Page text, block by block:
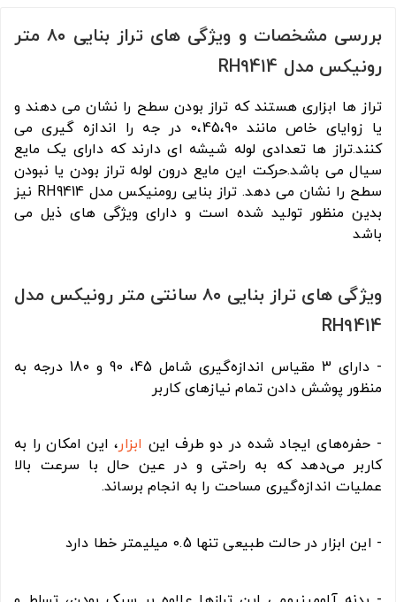
بررسی مشخصات و ویژگی های تراز بنایی ۸۰ متر
رونیکس مدل RH9414
تراز ها ابزاری هستند که تراز بودن سطح را نشان می دهند و
یا زوایای خاص مانند 0،45،90 در جه را اندازه گیری می
کنند.تراز ها تعدادی لوله شیشه ای دارند که دارای یک مایع
سیال می باشد.حرکت این مایع درون لوله تراز بودن یا نبودن
سطح را نشان می دهد. تراز بنایی رومنیکس مدل RH9414 نیز
بدین منظور تولید شده است و دارای ویژگی های ذیل می
باشد
ویژگی های تراز بنایی ۸۰ سانتی متر رونیکس مدل
RH9414
- دارای 3 مقیاس اندازه‌گیری شامل 45، 90 و 180 درجه به
منظور پوشش دادن تمام نیازهای کاربر
- حفره‌های ایجاد شده در دو طرف این ابزار، این امکان را به
کاربر می‌دهد که به راحتی و در عین حال با سرعت بالا
عملیات اندازه‌گیری مساحت را به انجام برساند.
- این ابزار در حالت طبیعی تنها 0.5 میلیمتر خطا دارد